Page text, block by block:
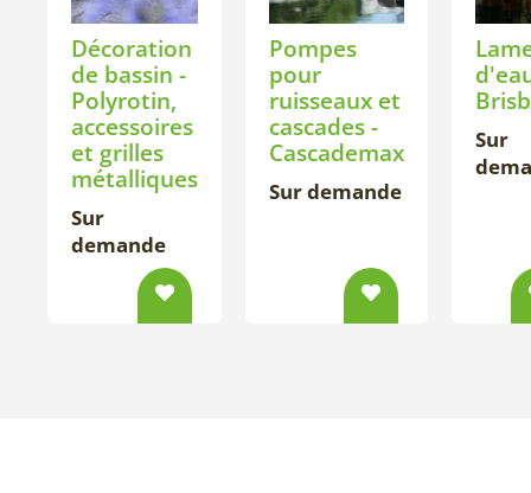
Décoration
de bassin -
Polyrotin,
accessoires
et grilles
métalliques
Sur
demande
Pompes
pour
ruisseaux et
cascades -
Cascademax
Sur demande
Sur